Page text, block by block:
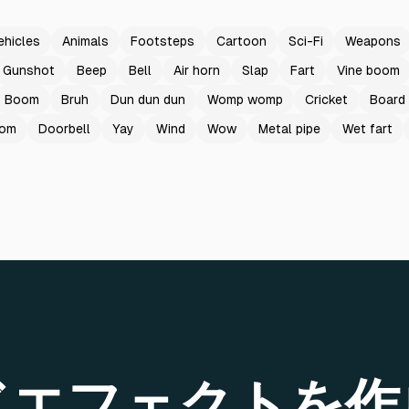
Animals Footsteps Cartoon Sci-Fi
Weapons
Gunshot
Beep Bell Air horn Slap Fart
Vine boom
Boom
Bruh Dun dun dun Womp womp Cricket
Board
Doorbell Yay Wind Wow Metal pipe Wet fart